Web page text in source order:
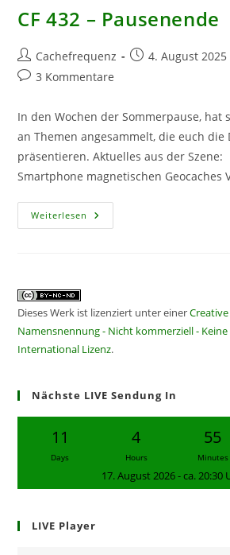
CF 432 – Pausenende
Beitrags-
Autor:
Cachefrequenz
Beitrag4. August 2025
Beitrags-
3 Kommentare
In den Wochen der Sommerpause, hat
an Themen angesammelt, die euch die
präsentieren. Aktuelles aus der
Smartphone magnetischen Geocaches
Weiterlesen CF
432
Dieses Werk ist lizenziert unter einer
Namensnennung - Nicht kommerziell -
International Lizenz.
Nächste LIVE Sendung In
11
Days
4
Hours
55
Minutes
17. August 2026 - ca. 20:30
LIVE Player